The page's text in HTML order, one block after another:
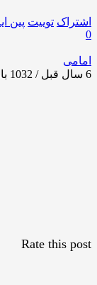
اشتراک توییت پین
0
امامی
6 سال قبل / 1032
Rate this post